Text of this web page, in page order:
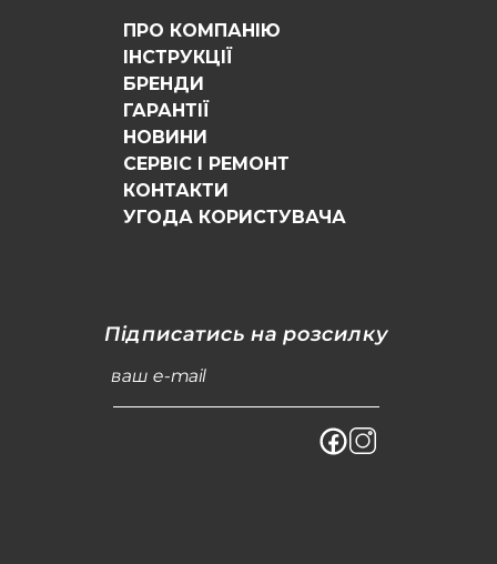
ПРО КОМПАНІЮ
ІНСТРУКЦІЇ
БРЕНДИ
ГАРАНТІЇ
НОВИНИ
СЕРВІС І РЕМОНТ
КОНТАКТИ
УГОДА КОРИСТУВАЧА
Підписатись на розсилку
ваш e-mail